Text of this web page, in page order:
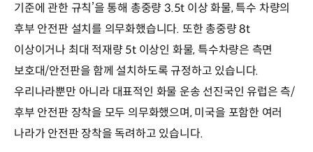
기준에 관한 규칙’을 통해 총중량 3.5t 이상 화물, 특수 차량의
후부 안전판 설치를 의무화했습니다. 또한 총중량 8t
이상이거나 최대 적재량 5t 이상인 화물, 특수차량은 측면
보호대/안전판을 함께 설치하도록 규정하고 있습니다.
우리나라뿐만 아니라 대표적인 화물 운송 선진국인 유럽은 측/
후부 안전판 장착을 모두 의무화했으며, 미국을 포함한 여러
나라가 안전판 장착을 독려하고 있습니다.